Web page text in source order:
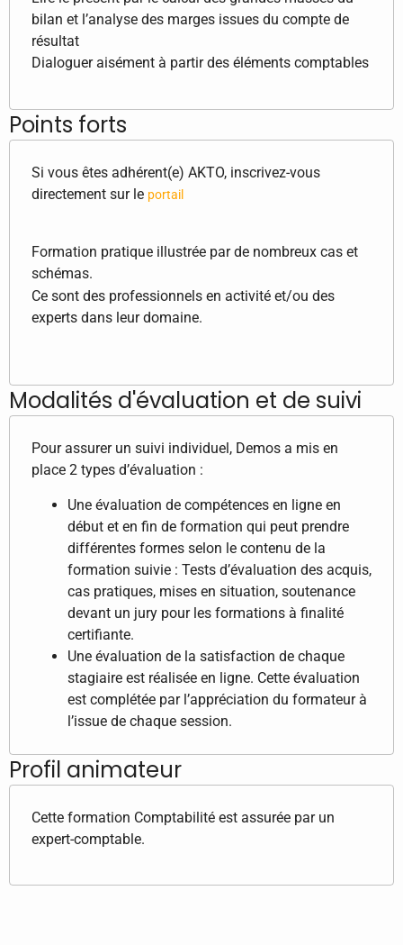
bilan et l’analyse des marges issues du compte de
résultat
Dialoguer aisément à partir des éléments comptables
Points forts
Si vous êtes adhérent(e) AKTO, inscrivez-vous
directement sur le portail
Formation pratique illustrée par de nombreux cas et
schémas.
Ce sont des professionnels en activité et/ou des
experts dans leur domaine.
Modalités d'évaluation et de suivi
Pour assurer un suivi individuel, Demos a mis en
place 2 types d’évaluation :
Une évaluation de compétences en ligne en
début et en fin de formation qui peut prendre
différentes formes selon le contenu de la
formation suivie : Tests d’évaluation des acquis,
cas pratiques, mises en situation, soutenance
devant un jury pour les formations à finalité
certifiante.
Une évaluation de la satisfaction de chaque
stagiaire est réalisée en ligne. Cette évaluation
est complétée par l’appréciation du formateur à
l’issue de chaque session.
Profil animateur
Cette formation Comptabilité est assurée par un
expert-comptable.